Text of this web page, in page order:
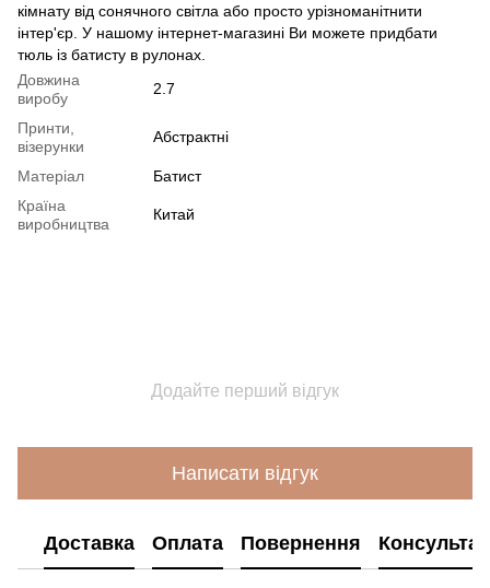
кімнату від сонячного світла або просто урізноманітнити
інтер'єр. У нашому інтернет-магазині Ви можете придбати
тюль із батисту в рулонах.
Довжина
виробу
2.7
Принти,
візерунки
Абстрактні
Матеріал
Батист
Країна
виробництва
Китай
Додайте перший відгук
Написати відгук
Доставка Оплата Повернення